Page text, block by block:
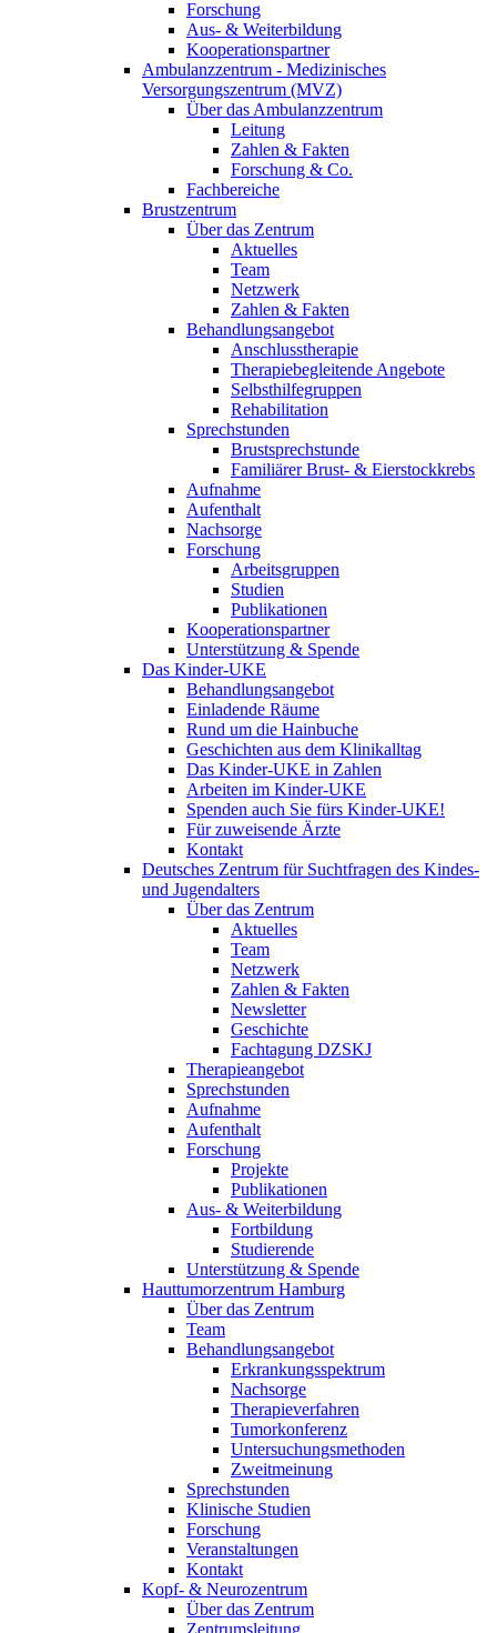
Forschung
Aus- & Weiterbildung
Kooperationspartner
Ambulanzzentrum - Medizinisches
Versorgungszentrum (MVZ)
Über das Ambulanzzentrum
Leitung
Zahlen & Fakten
Forschung & Co.
Fachbereiche
Brustzentrum
Über das Zentrum
Aktuelles
Team
Netzwerk
Zahlen & Fakten
Behandlungsangebot
Anschlusstherapie
Therapiebegleitende Angebote
Selbsthilfegruppen
Rehabilitation
Sprechstunden
Brustsprechstunde
Familiärer Brust- & Eierstockkrebs
Aufnahme
Aufenthalt
Nachsorge
Forschung
Arbeitsgruppen
Studien
Publikationen
Kooperationspartner
Unterstützung & Spende
Das Kinder-UKE
Behandlungsangebot
Einladende Räume
Rund um die Hainbuche
Geschichten aus dem Klinikalltag
Das Kinder-UKE in Zahlen
Arbeiten im Kinder-UKE
Spenden auch Sie fürs Kinder-UKE!
Für zuweisende Ärzte
Kontakt
Deutsches Zentrum für Suchtfragen des Kindes-
und Jugendalters
Über das Zentrum
Aktuelles
Team
Netzwerk
Zahlen & Fakten
Newsletter
Geschichte
Fachtagung DZSKJ
Therapieangebot
Sprechstunden
Aufnahme
Aufenthalt
Forschung
Projekte
Publikationen
Aus- & Weiterbildung
Fortbildung
Studierende
Unterstützung & Spende
Hauttumorzentrum Hamburg
Über das Zentrum
Team
Behandlungsangebot
Erkrankungsspektrum
Nachsorge
Therapieverfahren
Tumorkonferenz
Untersuchungsmethoden
Zweitmeinung
Sprechstunden
Klinische Studien
Forschung
Veranstaltungen
Kontakt
Kopf- & Neurozentrum
Über das Zentrum
Zentrumsleitung